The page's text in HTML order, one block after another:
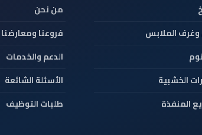
وغرف الملابس
الخشبية
المنفذة
من نحن
فروعنا ومعارضنا
الدعم والخدمات
الأسئلة الشائعة
طلبات التوظيف